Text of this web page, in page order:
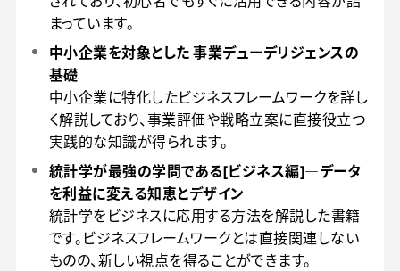
まっています。
中小企業を対象とした 事業デューデリジェンスの
基礎
中小企業に特化したビジネスフレームワークを詳し
く解説しており、事業評価や戦略立案に直接役立つ
実践的な知識が得られます。
統計学が最強の学問である[ビジネス編]―データ
を利益に変える知恵とデザイン
統計学をビジネスに応用する方法を解説した書籍
です。ビジネスフレームワークとは直接関連しない
ものの、新しい視点を得ることができます。